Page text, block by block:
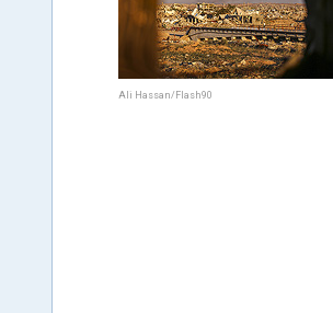
Ali Hassan/Flash90